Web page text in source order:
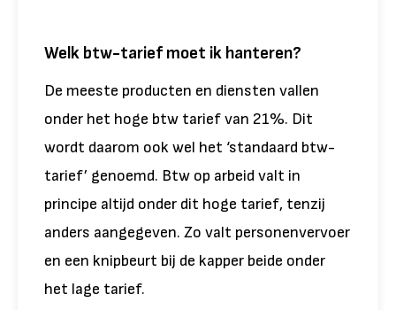
Welk btw-tarief moet ik hanteren?
De meeste producten en diensten vallen
onder het hoge btw tarief van 21%. Dit
wordt daarom ook wel het ‘standaard btw-
tarief’ genoemd. Btw op arbeid valt in
principe altijd onder dit hoge tarief, tenzij
anders aangegeven. Zo valt personenvervoer
en een knipbeurt bij de kapper beide onder
het lage tarief.